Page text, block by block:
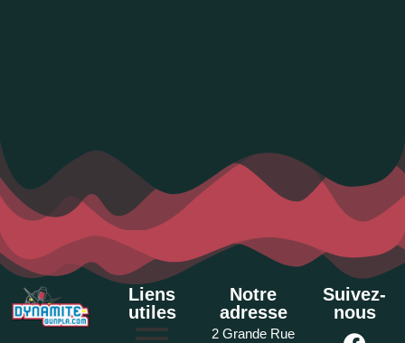
Liens
utiles
Notre
adresse
2 Grande Rue
Suivez-
nous